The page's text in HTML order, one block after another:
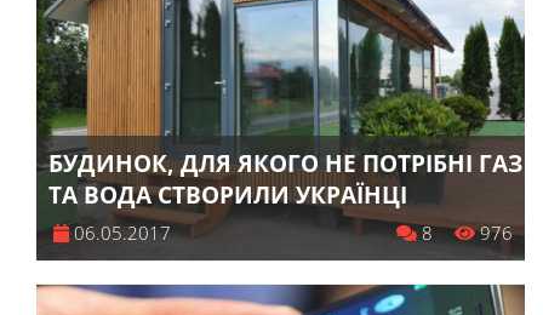
БУДИНОК, ДЛЯ ЯКОГО НЕ ПОТРІБНІ ГАЗ
ТА ВОДА СТВОРИЛИ УКРАЇНЦІ
06.05.2017 976
8